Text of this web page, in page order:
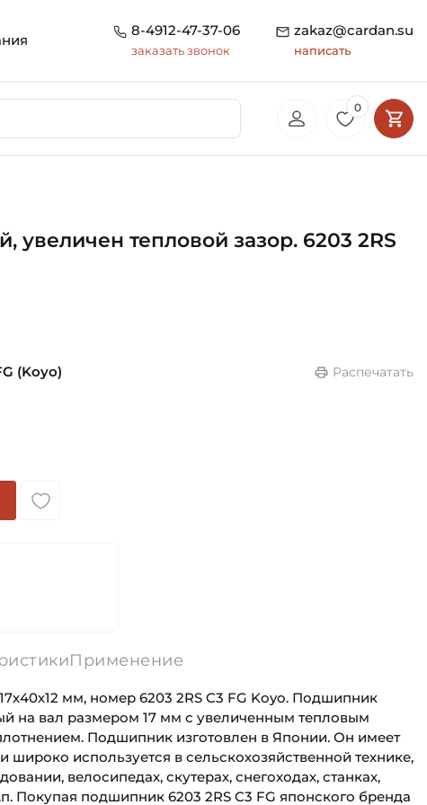
8-4912-47-37-06
заказать звонок
zakaz@cardan.su
написать
0
тепловой зазор. 6203 2RS
(Koyo)
Распечатать
Применение
мм, номер 6203 2RS C3 FG Koyo. Подшипник
на вал размером 17 мм с увеличенным тепловым
Подшипник изготовлен в Японии. Он имеет
широко используется в сельскохозяйственной технике,
велосипедах, скутерах, снегоходах, станках,
Покупая подшипник 6203 2RS C3 FG японского бренда